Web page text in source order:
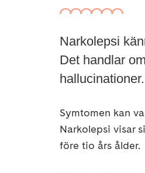
Narkolepsi
Det handlar
Symtomen kan
Narkolepsi visar
före tio års ålder.